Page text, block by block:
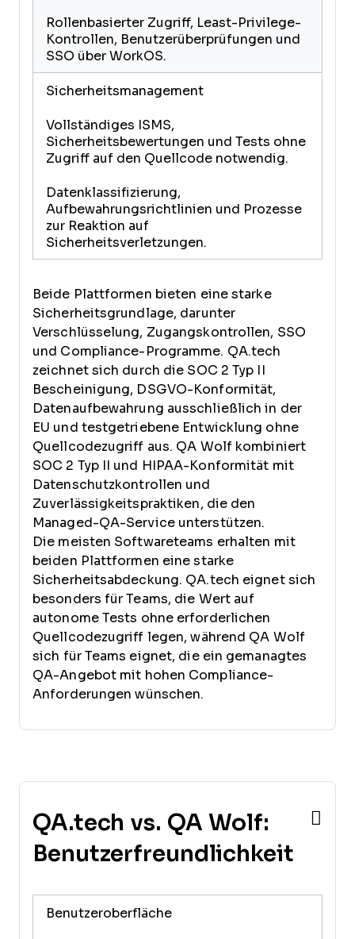
Rollenbasierter Zugriff, Least-Privilege-
Kontrollen, Benutzerüberprüfungen und
SSO über WorkOS.
Sicherheitsmanagement
Vollständiges ISMS,
Sicherheitsbewertungen und Tests ohne
Zugriff auf den Quellcode notwendig.
Datenklassifizierung,
Aufbewahrungsrichtlinien und Prozesse
zur Reaktion auf
Sicherheitsverletzungen.
Beide Plattformen bieten eine starke
Sicherheitsgrundlage, darunter
Verschlüsselung, Zugangskontrollen, SSO
und Compliance-Programme. QA.tech
zeichnet sich durch die SOC 2 Typ II
Bescheinigung, DSGVO-Konformität,
Datenaufbewahrung ausschließlich in der
EU und testgetriebene Entwicklung ohne
Quellcodezugriff aus. QA Wolf kombiniert
SOC 2 Typ II und HIPAA-Konformität mit
Datenschutzkontrollen und
Zuverlässigkeitspraktiken, die den
Managed-QA-Service unterstützen.
Die meisten Softwareteams erhalten mit
beiden Plattformen eine starke
Sicherheitsabdeckung. QA.tech eignet sich
besonders für Teams, die Wert auf
autonome Tests ohne erforderlichen
Quellcodezugriff legen, während QA Wolf
sich für Teams eignet, die ein gemanagtes
QA-Angebot mit hohen Compliance-
Anforderungen wünschen.
QA.tech vs. QA Wolf:
Benutzerfreundlichkeit
Benutzeroberfläche